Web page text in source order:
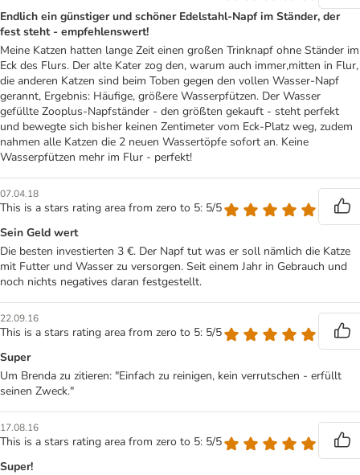
Endlich ein günstiger und schöner Edelstahl-Napf im Ständer, der
fest steht - empfehlenswert!
Meine Katzen hatten lange Zeit einen großen Trinknapf ohne Ständer im
Eck des Flurs. Der alte Kater zog den, warum auch immer,mitten in Flur,
die anderen Katzen sind beim Toben gegen den vollen Wasser-Napf
gerannt, Ergebnis: Häufige, größere Wasserpfützen. Der Wasser
gefüllte Zooplus-Napfständer - den größten gekauft - steht perfekt
und bewegte sich bisher keinen Zentimeter vom Eck-Platz weg, zudem
nahmen alle Katzen die 2 neuen Wassertöpfe sofort an. Keine
Wasserpfützen mehr im Flur - perfekt!
07.04.18
This is a stars rating area from zero to 5: 5/5
Sein Geld wert
Die besten investierten 3 €. Der Napf tut was er soll nämlich die Katze
mit Futter und Wasser zu versorgen. Seit einem Jahr in Gebrauch und
noch nichts negatives daran festgestellt.
22.09.16
This is a stars rating area from zero to 5: 5/5
Super
Um Brenda zu zitieren: "Einfach zu reinigen, kein verrutschen - erfüllt
seinen Zweck."
17.08.16
This is a stars rating area from zero to 5: 5/5
Super!